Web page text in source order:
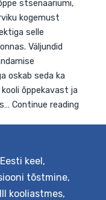
Eesti keel,
tõstmine,
kooliastmes,